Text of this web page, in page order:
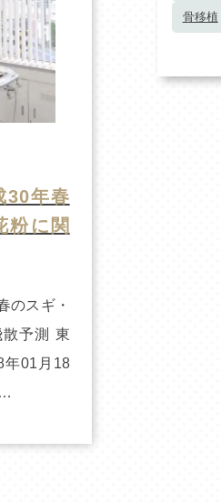
30年春
粉に関
のスギ・
予測 東
年01月18
骨移植